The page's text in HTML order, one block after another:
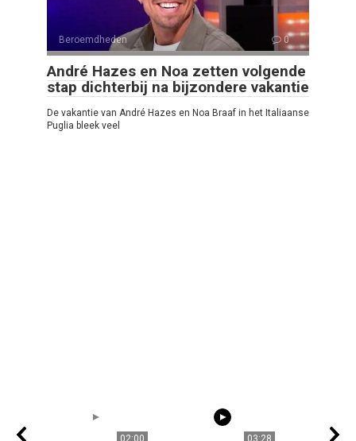
Beroemdheden 0
André Hazes en Noa zetten volgende
stap dichterbij na bijzondere vakantie
De vakantie van André Hazes en Noa Braaf in het Italiaanse
Puglia bleek veel
02:00 03:28